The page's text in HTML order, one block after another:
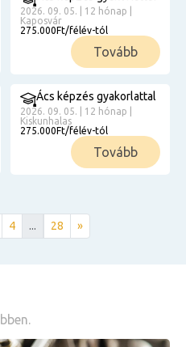
2026. 09. 05. | 12 hónap |
Kaposvár
275.000Ft/félév-tól
Tovább
Ács képzés gyakorlattal
2026. 09. 05. | 12 hónap |
Kiskunhalas
275.000Ft/félév-tól
Tovább
4 ... 28 »